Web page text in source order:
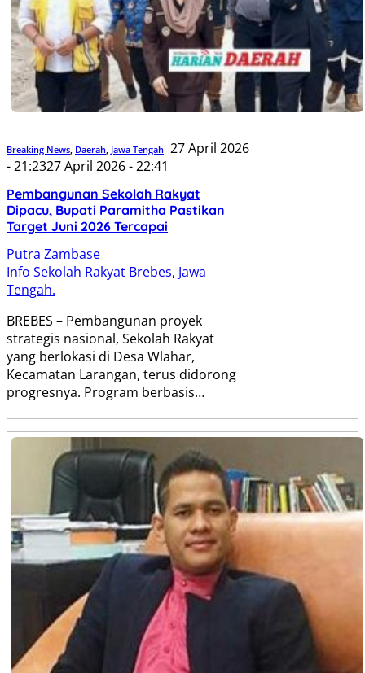
Breaking News Daerah Jawa Tengah 27 April 2026
- 21:2327 April 2026 - 22:41
Pembangunan Sekolah Rakyat
Dipacu, Bupati Paramitha Pastikan
Target Juni 2026 Tercapai
Putra Zambase
Info Sekolah Rakyat Brebes, Jawa
Tengah.
BREBES – Pembangunan proyek
strategis nasional, Sekolah Rakyat
yang berlokasi di Desa Wlahar,
Kecamatan Larangan, terus didorong
progresnya. Program berbasis…